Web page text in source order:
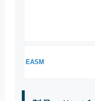
EASM